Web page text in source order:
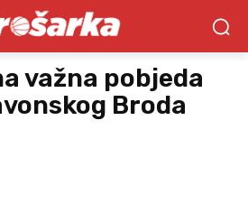
važna pobjeda
Broda